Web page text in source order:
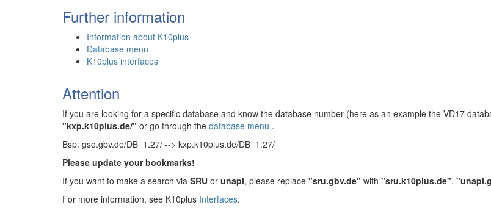
Further information
Information about K10plus
Database menu
K10plus interfaces
Attention
If you are looking for a specific database and know the database number (here as an example the VD17
"kxp.k10plus.de/" or go through the database menu .
Bsp: gso.gbv.de/DB=1.27/ --> kxp.k10plus.de/DB=1.27/
Please update your bookmarks!
If you want to make a search via SRU or unapi, please replace "sru.gbv.de" with "sru.k10plus.de",
For more information, see K10plus Interfaces.